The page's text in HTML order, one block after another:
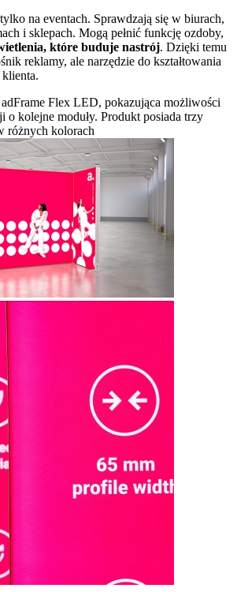
na eventach. Sprawdzają się w biurach,
i sklepach. Mogą pełnić funkcję ozdoby,
które buduje nastrój. Dzięki temu
reklamy, ale narzędzie do kształtowania
klienta.